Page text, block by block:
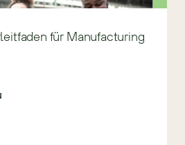
für Manufacturing